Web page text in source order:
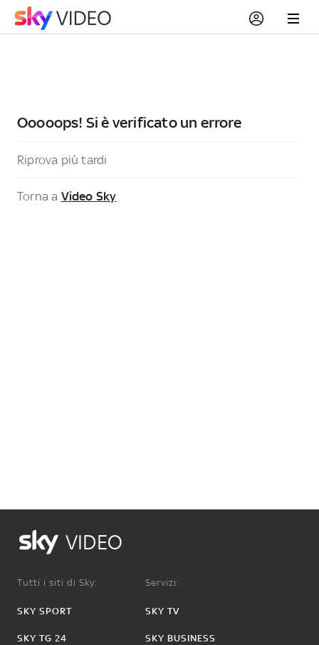
Ooooops! Si è verificato un errore
Riprova più tardi
Torna a Video Sky
VIDEO
Tutti i siti di Sky:
SKY SPORT
SKY TG 24
Servizi:
SKY TV
SKY BUSINESS